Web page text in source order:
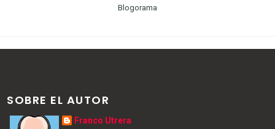
Blogorama
SOBRE EL AUTOR
Franco Utrera